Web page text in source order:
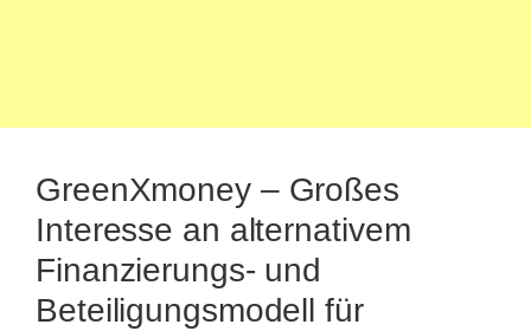
GreenXmoney – Großes
Interesse an alternativem
Finanzierungs- und
Beteiligungsmodell für